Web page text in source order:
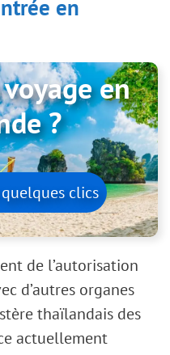
en
en
?
clics
de l’autorisation
d’autres organes
thaïlandais des
actuellement